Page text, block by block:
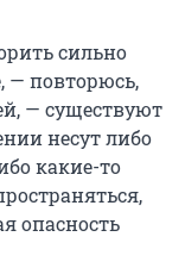
сильно
— повторюсь,
— существуют
несут либо
какие-то
опасность